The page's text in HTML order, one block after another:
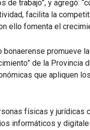
de trabajo”, y agregó:
facilita la
ello fomenta el
promueve
de la Provincia
que apliquen
físicas y jurídicas
informáticos y